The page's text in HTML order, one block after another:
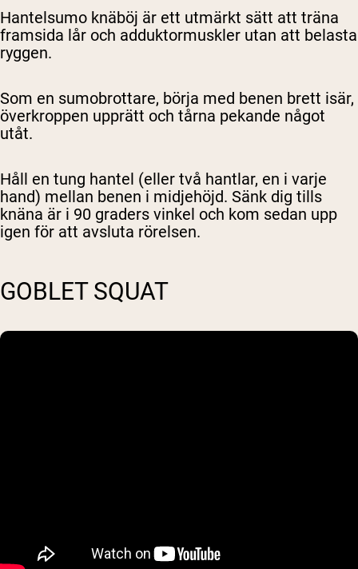
Hantelsumo knäböj är ett utmärkt sätt att träna
framsida lår och adduktormuskler utan att belasta
ryggen.
Som en sumobrottare, börja med benen brett isär,
överkroppen upprätt och tårna pekande något
utåt.
Håll en tung hantel (eller två hantlar, en i varje
hand) mellan benen i midjehöjd. Sänk dig tills
knäna är i 90 graders vinkel och kom sedan upp
igen för att avsluta rörelsen.
GOBLET SQUAT